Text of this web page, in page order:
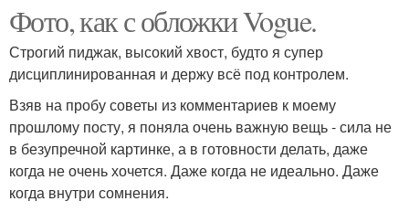
Фото, как с обложки Vogue.
Строгий пиджак, высокий хвост, будто я супер
дисциплинированная и держу всё под контролем.
Взяв на пробу советы из комментариев к моему
прошлому посту, я поняла очень важную вещь - сила не
в безупречной картинке, а в готовности делать, даже
когда не очень хочется. Даже когда не идеально. Даже
когда внутри сомнения.